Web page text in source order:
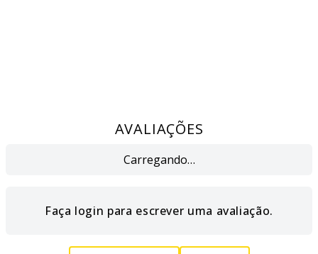
AVALIAÇÕES
Carregando…
Faça login para escrever uma avaliação.